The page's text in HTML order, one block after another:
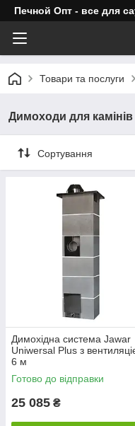
Печной Опт - все для
Товари та послуги
Димоходи для камінів
Сортування
Димохідна система Jawar
Uniwersal Plus з
6 м
Готово до відправки
25 085 ₴